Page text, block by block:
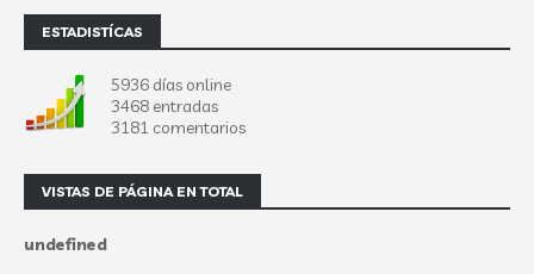
ESTADISTÍCAS
5936 días online
3468 entradas
3181 comentarios
VISTAS DE PÁGINA EN TOTAL
undefned